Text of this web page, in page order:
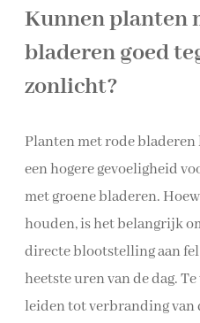
Kunnen planten
bladeren goed
zonlicht?
Planten met rode bladeren
een hogere gevoeligheid
met groene bladeren.
houden, is het belangrijk
directe blootstelling aan
heetste uren van de dag.
leiden tot verbranding van